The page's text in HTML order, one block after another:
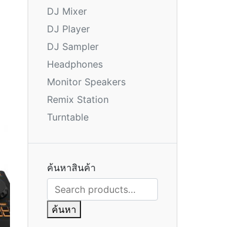
DJ Mixer
DJ Player
DJ Sampler
Headphones
Monitor Speakers
Remix Station
Turntable
ค้นหาสินค้า
ค้นหา:
ค้นหา